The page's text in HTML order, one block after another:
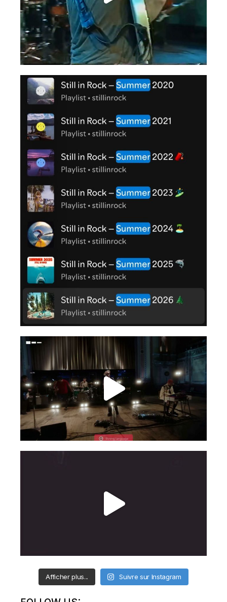
Afficher plus... Suivre sur Instagram